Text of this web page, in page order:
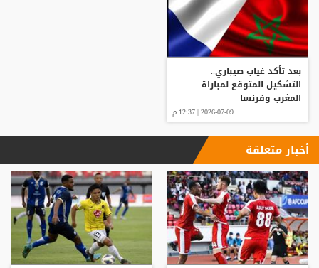
بعد تأكد غياب صيباري..
التشكيل المتوقع لمباراة
المغرب وفرنسا
2026-07-09 | 12:37 م
أخبار متعلقة